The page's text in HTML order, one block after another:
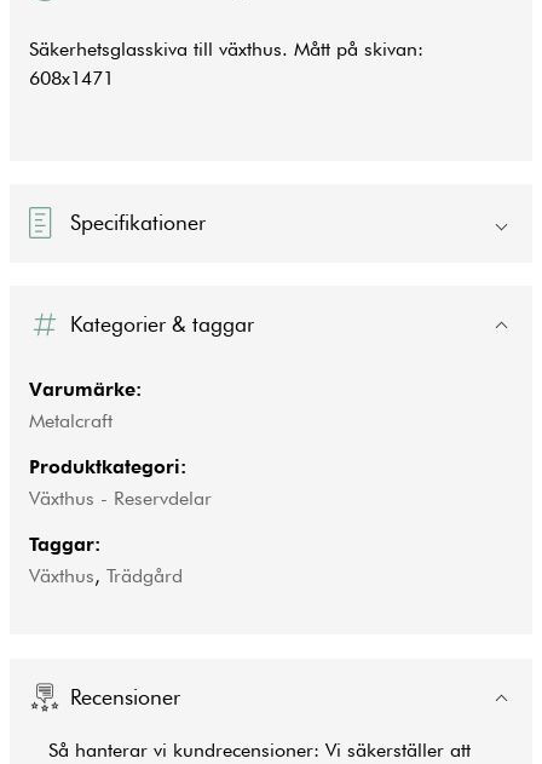
Säkerhetsglasskiva till växthus. Mått på skivan:
608x1471
Specifikationer
Kategorier & taggar
Varumärke:
Metalcraft
Produktkategori:
Växthus - Reservdelar
Taggar:
Växthus, Trädgård
Recensioner
Så hanterar vi kundrecensioner: Vi säkerställer att